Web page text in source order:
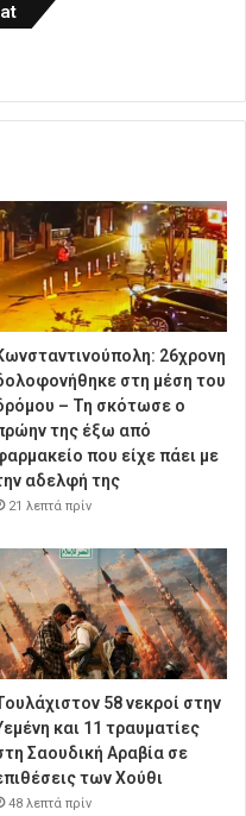
26χρονη
στη μέση του
– Τη σκότωσε ο
της έξω από
που είχε πάει με
αδελφή της
21 λεπτά πρίν
58 νεκροί στην
και 11 τραυματίες
Σαουδική Αραβία σε
των Χούθι
48 λεπτά πρίν